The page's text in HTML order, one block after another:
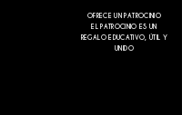
OFRECE UN PATROCINIO
EL PATROCINIO ES UN
REGALO EDUCATIVO, ÚTIL Y
UNIDO